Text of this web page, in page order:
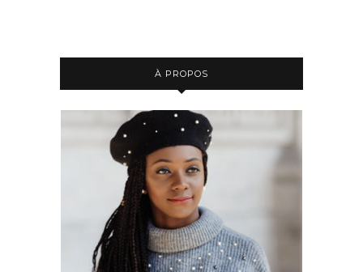
À PROPOS